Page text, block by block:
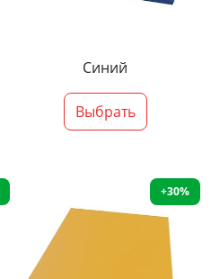
Синий
Выбрать
+30%